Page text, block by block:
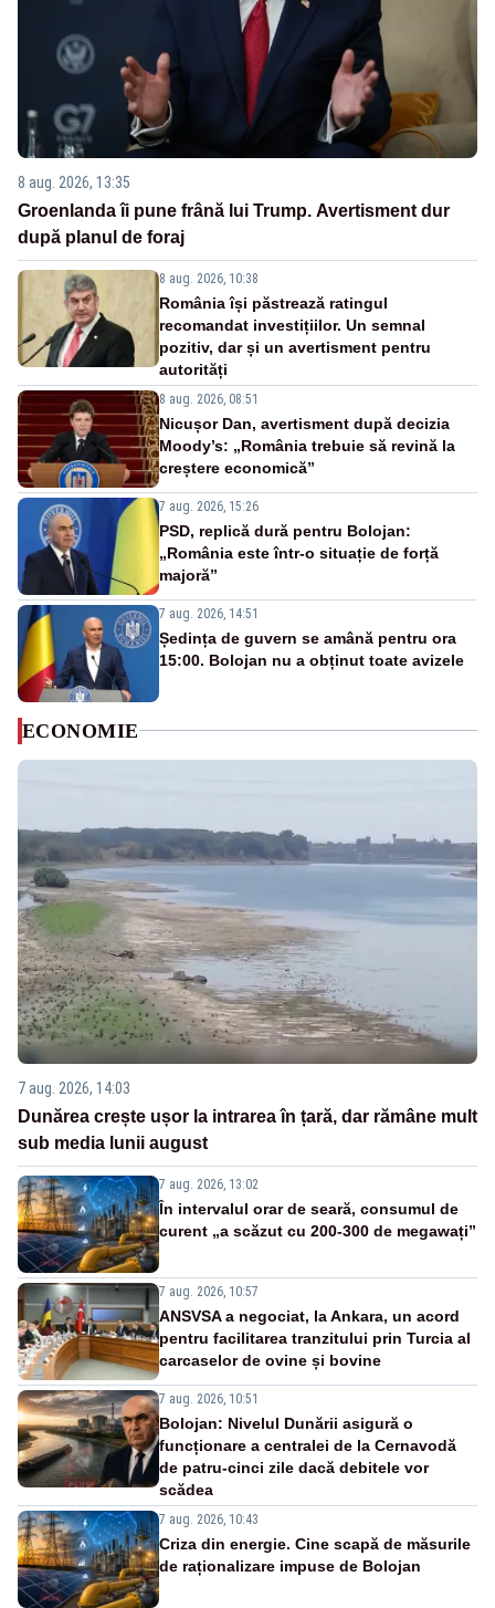
8 aug. 2026, 13:35
Groenlanda îi pune frână lui Trump. Avertisment dur
după planul de foraj
8 aug. 2026, 10:38
România își păstrează ratingul
recomandat investițiilor. Un semnal
pozitiv, dar și un avertisment pentru
autorități
8 aug. 2026, 08:51
Nicușor Dan, avertisment după decizia
Moody’s: „România trebuie să revină la
creștere economică”
7 aug. 2026, 15:26
PSD, replică dură pentru Bolojan:
„România este într-o situație de forță
majoră”
7 aug. 2026, 14:51
Ședința de guvern se amână pentru ora
15:00. Bolojan nu a obținut toate avizele
ECONOMIE
7 aug. 2026, 14:03
Dunărea crește ușor la intrarea în țară, dar rămâne mult
sub media lunii august
7 aug. 2026, 13:02
În intervalul orar de seară, consumul de
curent „a scăzut cu 200-300 de megawați”
7 aug. 2026, 10:57
ANSVSA a negociat, la Ankara, un acord
pentru facilitarea tranzitului prin Turcia al
carcaselor de ovine și bovine
7 aug. 2026, 10:51
Bolojan: Nivelul Dunării asigură o
funcționare a centralei de la Cernavodă
de patru-cinci zile dacă debitele vor
scădea
7 aug. 2026, 10:43
Criza din energie. Cine scapă de măsurile
de raționalizare impuse de Bolojan